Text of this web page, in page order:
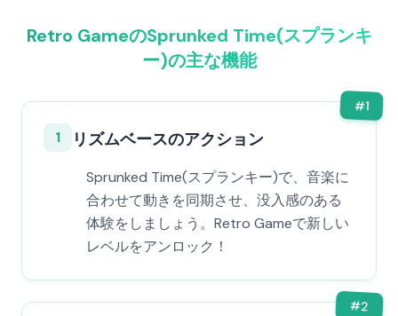
Retro GameのSprunked Time(スプランキ
ー)の主な機能
#1
1 リズムベースのアクション
Sprunked Time(スプランキー)で、音楽に
合わせて動きを同期させ、没入感のある
体験をしましょう。Retro Gameで新しい
レベルをアンロック！
#2